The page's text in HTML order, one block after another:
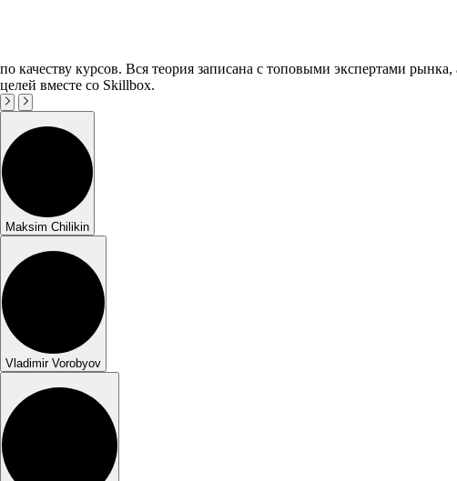
по качеству курсов. Вся теория записана с топовыми экспертами
целей вместе со Skillbox.
Maksim Chilikin
Vladimir Vorobyov